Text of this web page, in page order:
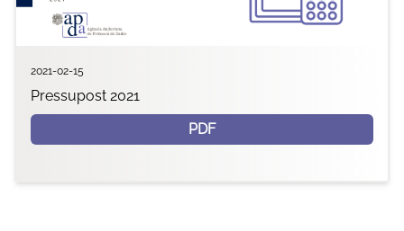
2021-02-15
Pressupost 2021
PDF